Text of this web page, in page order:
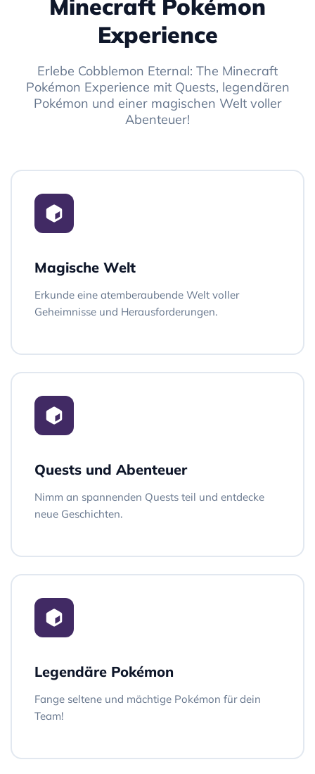
Minecraft Pokémon
Experience
Erlebe Cobblemon Eternal: The Minecraft
Pokémon Experience mit Quests, legendären
Pokémon und einer magischen Welt voller
Abenteuer!
Magische Welt
Erkunde eine atemberaubende Welt voller
Geheimnisse und Herausforderungen.
Quests und Abenteuer
Nimm an spannenden Quests teil und entdecke
neue Geschichten.
Legendäre Pokémon
Fange seltene und mächtige Pokémon für dein
Team!